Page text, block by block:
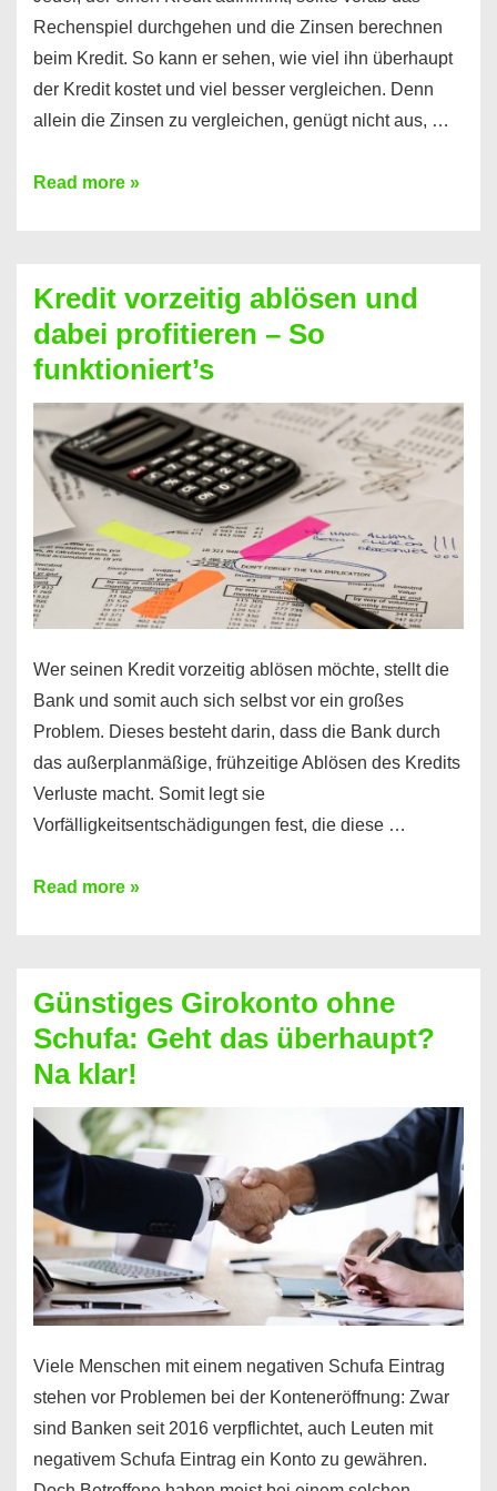
Rechenspiel durchgehen und die Zinsen berechnen
beim Kredit. So kann er sehen, wie viel ihn überhaupt
der Kredit kostet und viel besser vergleichen. Denn
allein die Zinsen zu vergleichen, genügt nicht aus, …
Ganz
Kredit
berechnen
–
Mit
diesen
Regeln!
Read more »
Kredit vorzeitig ablösen und
dabei profitieren – So
funktioniert’s
Wer seinen Kredit vorzeitig ablösen möchte, stellt die
Bank und somit auch sich selbst vor ein großes
Problem. Dieses besteht darin, dass die Bank durch
das außerplanmäßige, frühzeitige Ablösen des Kredits
Verluste macht. Somit legt sie
Vorfälligkeitsentschädigungen fest, die diese …
Kredit
dabei
profitieren
–
So
funktioniert’s
Read more »
Günstiges Girokonto ohne
Schufa: Geht das überhaupt?
Na klar!
Viele Menschen mit einem negativen Schufa Eintrag
stehen vor Problemen bei der Konteneröffnung: Zwar
sind Banken seit 2016 verpflichtet, auch Leuten mit
negativem Schufa Eintrag ein Konto zu gewähren.